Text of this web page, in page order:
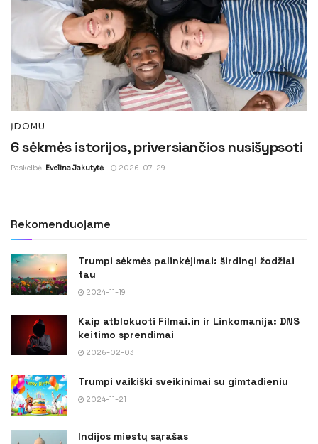
ĮDOMU
6 sėkmės istorijos, priversiančios nusišypsoti
Paskelbė Evelina Jakutytė 2026-07-29
Rekomenduojame
Trumpi sėkmės palinkėjimai: širdingi žodžiai
tau
2024-11-19
Kaip atblokuoti Filmai.in ir Linkomanija: DNS
keitimo sprendimai
2026-02-03
Trumpi vaikiški sveikinimai su gimtadieniu
2024-11-21
Indijos miestų sąrašas